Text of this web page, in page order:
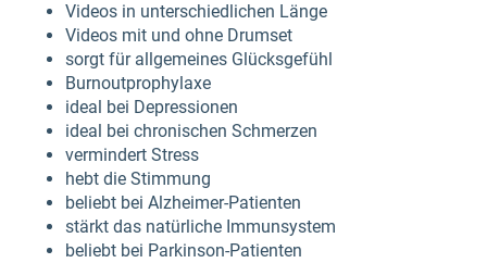
Videos in unterschiedlichen Länge
Videos mit und ohne Drumset
sorgt für allgemeines Glücksgefühl
Burnoutprophylaxe
ideal bei Depressionen
ideal bei chronischen Schmerzen
vermindert Stress
hebt die Stimmung
beliebt bei Alzheimer-Patienten
stärkt das natürliche Immunsystem
beliebt bei Parkinson-Patienten